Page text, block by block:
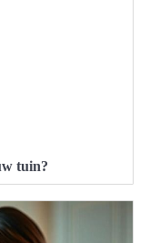
tuin?